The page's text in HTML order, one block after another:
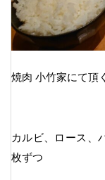
焼肉 小竹家にて頂
カルビ、ロース、
枚ずつ